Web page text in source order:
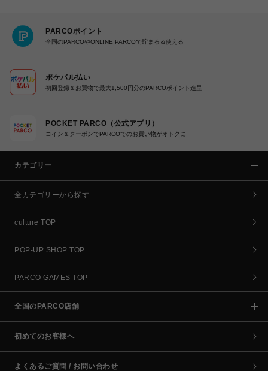
PARCOポイント
全国のPARCOやONLINE PARCOで貯まる＆使える
ポケパル払い
初回登録＆お買物で最大1,500円分のPARCOポイント進呈
POCKET PARCO（公式アプリ）
コイン＆クーポンでPARCOでのお買い物がオトクに
カテゴリー
全カテゴリーから探す
culture TOP
POP-UP SHOP TOP
PARCO GAMES TOP
全国のPARCO店舗
初めてのお客様へ
よくあるご質問 / お問い合わせ